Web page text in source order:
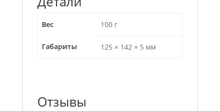
Вес 100 г
Габариты 125 × 142 × 5 мм
Отзывы